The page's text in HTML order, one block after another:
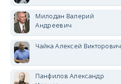
Милодан Валерий
Андреевич
Чайка Алексей Викторович
Панфилов Александр